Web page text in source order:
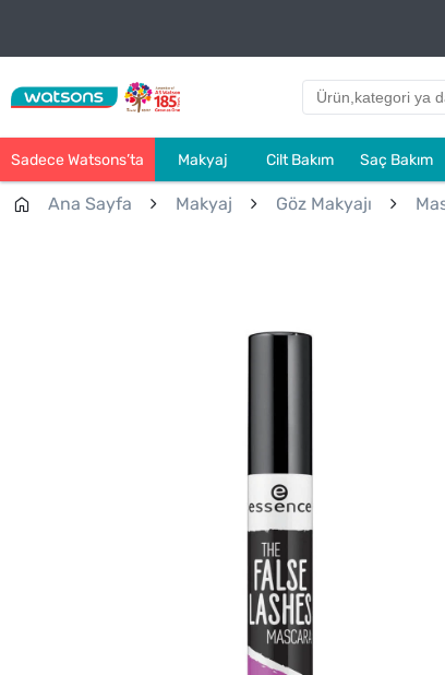
Sadece Watsons’ta Makyaj Cilt Bakım Saç Bakım
Ana Sayfa Makyaj Göz Makyajı